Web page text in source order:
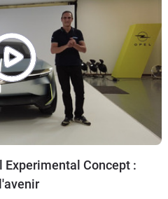
Experimental Concept :